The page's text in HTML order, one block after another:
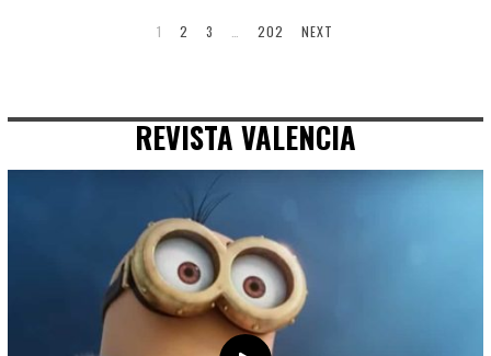
1 2 3 202 NEXT
REVISTA VALENCIA